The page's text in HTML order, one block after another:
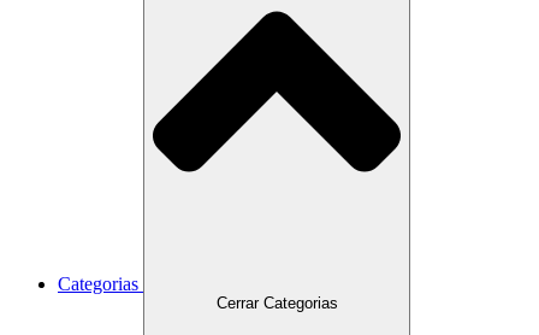
Categorias
Cerrar Categorias